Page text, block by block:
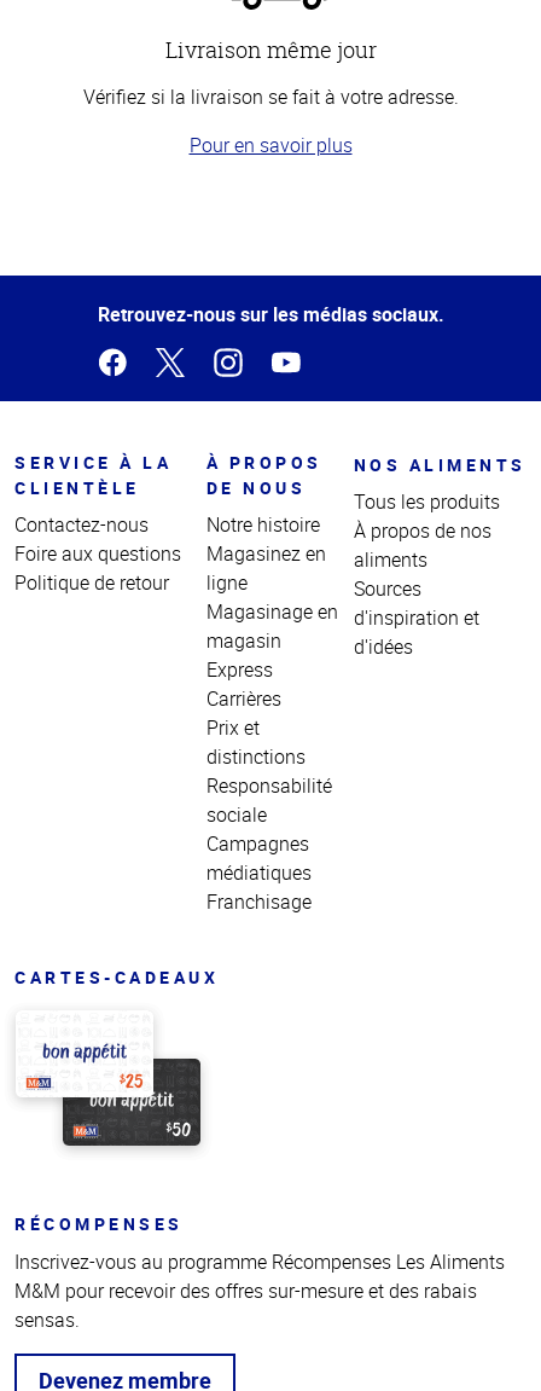
Livraison même jour
Vérifiez si la livraison se fait à votre adresse.
Pour en savoir plus
de la
Retrouvez-nous sur les médias sociaux.
SERVICE À LA
CLIENTÈLE
Contactez-nous
Foire aux questions
Politique de retour
À PROPOS
DE NOUS
Notre histoire
Magasinez en
ligne
Magasinage en
magasin
Express
Carrières
Prix et
distinctions
Responsabilité
sociale
Campagnes
médiatiques
Franchisage
NOS ALIMENTS
Tous les produits
À propos de nos
aliments
Sources
d'inspiration et
d'idées
CARTES-CADEAUX
RÉCOMPENSES
Inscrivez-vous au programme Récompenses Les Aliments
M&M pour recevoir des offres sur-mesure et des rabais
sensas.
Devenez membre